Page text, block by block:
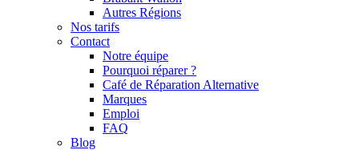
Autres Régions
Nos tarifs
Contact
Notre équipe
Pourquoi réparer ?
Café de Réparation Alternative
Marques
Emploi
FAQ
Blog